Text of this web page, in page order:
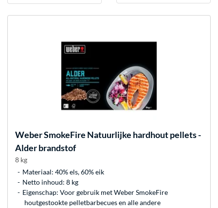
WeberSmokeFire Natuurlijke hardhout pellets -
Alder brandstof
8 kg
Materiaal: 40% els, 60% eik
Netto inhoud: 8 kg
Eigenschap: Voor gebruik met Weber SmokeFire
houtgestookte pelletbarbecues en alle andere